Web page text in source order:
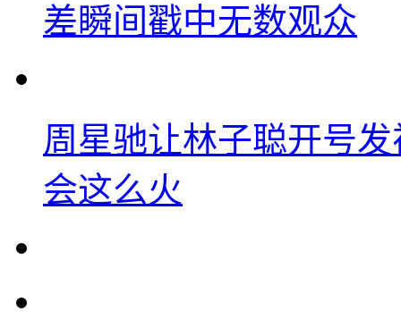
差瞬间戳中无数观众
周星驰让林子聪开号
会这么火